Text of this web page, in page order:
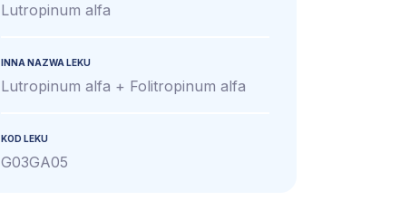
Lutropinum alfa
INNA NAZWA LEKU
Lutropinum alfa + Folitropinum alfa
KOD LEKU
G03GA05